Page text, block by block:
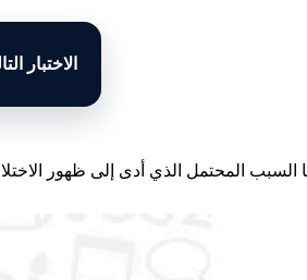
الاختبار
المحتمل الذي أدى إلى ظهور